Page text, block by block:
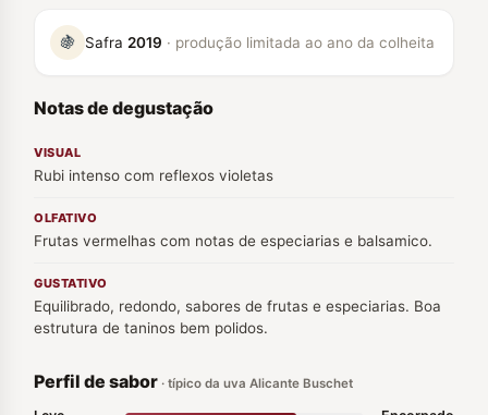
🍇 Safra 2019 · produção limitada ao ano da colheita
Notas de degustação
VISUAL
Rubi intenso com reflexos violetas
OLFATIVO
Frutas vermelhas com notas de especiarias e balsamico.
GUSTATIVO
Equilibrado, redondo, sabores de frutas e especiarias. Boa
estrutura de taninos bem polidos.
Perfil de sabor · típico da uva Alicante Buschet